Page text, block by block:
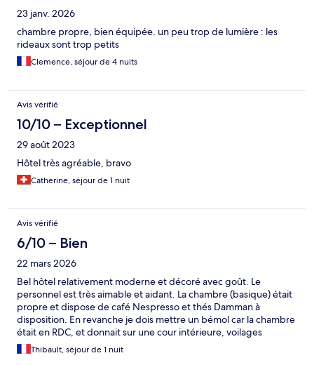
23 janv. 2026
chambre propre, bien équipée. un peu trop de lumière : les
rideaux sont trop petits
Clemence, séjour de 4 nuits
Avis vérifié
10/10 – Exceptionnel
29 août 2023
Hôtel très agréable, bravo
Catherine, séjour de 1 nuit
Avis vérifié
6/10 – Bien
22 mars 2026
Bel hôtel relativement moderne et décoré avec goût. Le
personnel est très aimable et aidant. La chambre (basique) était
propre et dispose de café Nespresso et thés Damman à
disposition. En revanche je dois mettre un bémol car la chambre
était en RDC, et donnait sur une cour intérieure, voilages
obligatoires dans la chambre pour garder un peu d’intimité. J’ai
en plus eu la malchance de tomber sur des clients peu
Thibault, séjour de 1 nuit